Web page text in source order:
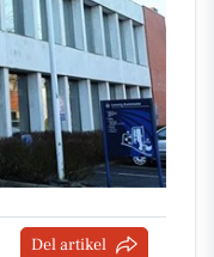
Del artikel